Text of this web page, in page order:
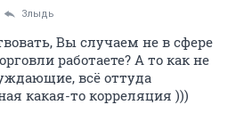
Злыдь
Вы случаем не в сфере
работаете? А то как не
всё оттуда
какая-то корреляция )))